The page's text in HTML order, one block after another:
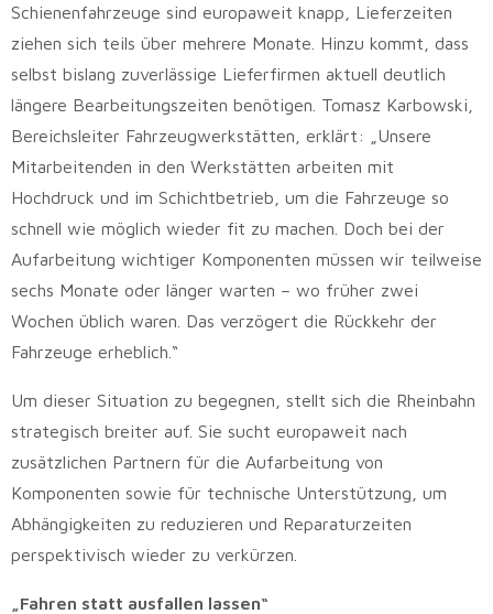
Schienenfahrzeuge sind europaweit knapp, Lieferzeiten
ziehen sich teils über mehrere Monate. Hinzu kommt, dass
selbst bislang zuverlässige Lieferfirmen aktuell deutlich
längere Bearbeitungszeiten benötigen. Tomasz Karbowski,
Bereichsleiter Fahrzeugwerkstätten, erklärt: „Unsere
Mitarbeitenden in den Werkstätten arbeiten mit
Hochdruck und im Schichtbetrieb, um die Fahrzeuge so
schnell wie möglich wieder fit zu machen. Doch bei der
Aufarbeitung wichtiger Komponenten müssen wir teilweise
sechs Monate oder länger warten – wo früher zwei
Wochen üblich waren. Das verzögert die Rückkehr der
Fahrzeuge erheblich.“
Um dieser Situation zu begegnen, stellt sich die Rheinbahn
strategisch breiter auf. Sie sucht europaweit nach
zusätzlichen Partnern für die Aufarbeitung von
Komponenten sowie für technische Unterstützung, um
Abhängigkeiten zu reduzieren und Reparaturzeiten
perspektivisch wieder zu verkürzen.
„Fahren statt ausfallen lassen“